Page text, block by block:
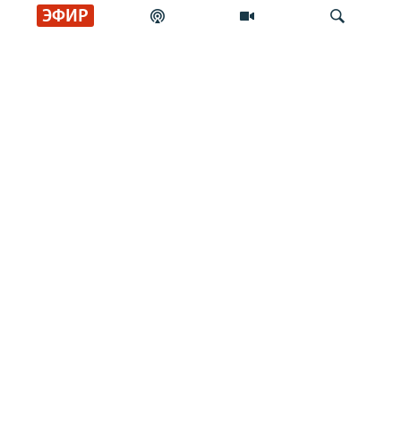
ЭФИР
Андрей Архангельский – о
романе релоканта